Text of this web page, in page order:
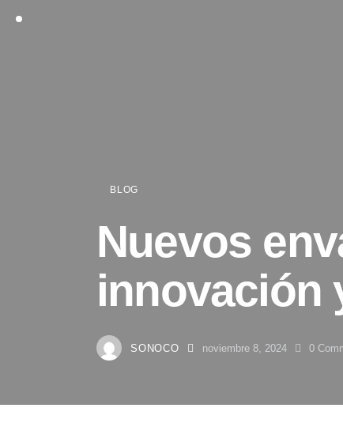
BLOG
Nuevos
innovación
SONOCO noviembre 8, 2024 0